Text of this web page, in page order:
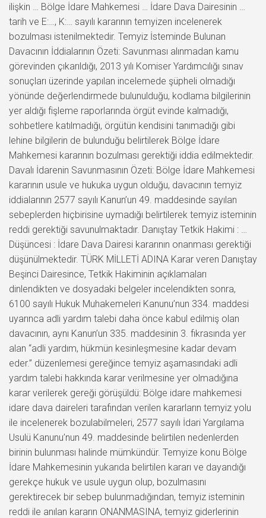
ilişkin … Bölge İdare Mahkemesi … İdare Dava Dairesinin …
tarih ve E:…, K:… sayılı kararının temyizen incelenerek
bozulması istenilmektedir. Temyiz İsteminde Bulunan
Davacının İddialarının Özeti: Savunması alınmadan kamu
görevinden çıkarıldığı, 2013 yılı Komiser Yardımcılığı sınav
sonuçları üzerinde yapılan incelemede şüpheli olmadığı
yönünde değerlendirmede bulunulduğu, kodlama bilgilerinin
yer aldığı fişleme raporlarında örgüt evinde kalmadığı,
sohbetlere katılmadığı, örgütün kendisini tanımadığı gibi
lehine bilgilerin de bulunduğu belirtilerek Bölge İdare
Mahkemesi kararının bozulması gerektiği iddia edilmektedir.
Davalı İdarenin Savunmasının Özeti: Bölge İdare Mahkemesi
kararının usule ve hukuka uygun olduğu, davacının temyiz
iddialarının 2577 sayılı Kanun’un 49. maddesinde sayılan
sebeplerden hiçbirisine uymadığı belirtilerek temyiz isteminin
reddi gerektiği savunulmaktadır. Danıştay Tetkik Hakimi : …
Düşüncesi : İdare Dava Dairesi kararının onanması gerektiği
düşünülmektedir. TÜRK MİLLETİ ADINA Karar veren Danıştay
Beşinci Dairesince, Tetkik Hakiminin açıklamaları
dinlendikten ve dosyadaki belgeler incelendikten sonra,
6100 sayılı Hukuk Muhakemeleri Kanunu’nun 334. maddesi
uyarınca adli yardım talebi daha önce kabul edilmiş olan
davacının, aynı Kanun’un 335. maddesinin 3. fıkrasında yer
alan “adli yardım, hükmün kesinleşmesine kadar devam
eder.” düzenlemesi gereğince temyiz aşamasındaki adli
yardım talebi hakkında karar verilmesine yer olmadığına
karar verilerek gereği görüşüldü: Bölge idare mahkemesi
idare dava daireleri tarafından verilen kararların temyiz yolu
ile incelenerek bozulabilmeleri, 2577 sayılı İdari Yargılama
Usulü Kanunu’nun 49. maddesinde belirtilen nedenlerden
birinin bulunması halinde mümkündür. Temyize konu Bölge
İdare Mahkemesinin yukarıda belirtilen kararı ve dayandığı
gerekçe hukuk ve usule uygun olup, bozulmasını
gerektirecek bir sebep bulunmadığından, temyiz isteminin
reddi ile anılan kararın ONANMASINA, temyiz giderlerinin